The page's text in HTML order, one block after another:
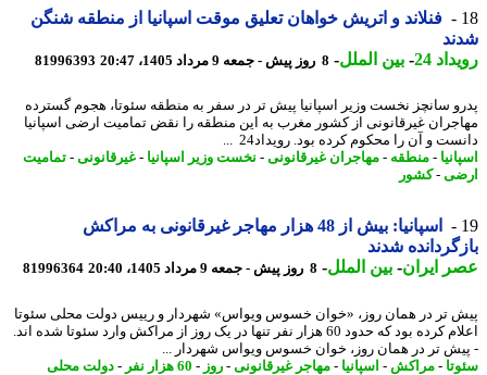
فنلاند و اتریش خواهان تعلیق موقت اسپانیا از منطقه شنگن
24
-بین الملل-8 روز پیش - جمعه 9 مرداد 1405، 20:47 81996393
سانچز نخست وزیر اسپانیا پیش تر در سفر به منطقه سئوتا، هجوم گسترده
غیرقانونی از کشور مغرب به این منطقه را نقض تمامیت ارضی اسپانیا
و آن را محکوم کرده بود. رویداد24 ...
-منطقه-مهاجران غیرقانونی-نخست وزیر اسپانیا-غیرقانونی-تمامیت
-کشور
اسپانیا: بیش از 48 هزار مهاجر غیرقانونی به مراکش
شدند
ایران- بین الملل-8 روز پیش - جمعه 9 مرداد 1405، 20:40 81996364
تر در همان روز، «خوان خسوس ویواس» شهردار و رییس دولت محلی سئوتا
اعلام کرده بود که حدود 60 هزار نفر تنها در یک روز از مراکش وارد سئوتا شده اند.
تر در همان روز، خوان خسوس ویواس شهردار ...
-مراکش -اسپانیا-مهاجر غیرقانونی-روز- 60 هزار نفر -دولت محلی